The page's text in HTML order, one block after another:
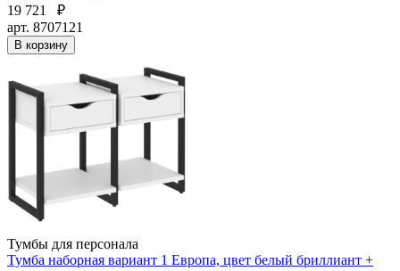
19 721
₽
арт. 8707121
В корзину
Тумбы для персонала
Тумба наборная вариант 1 Европа, цвет белый бриллиант +